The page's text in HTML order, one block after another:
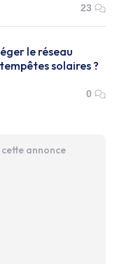
23
le réseau
solaires ?
0
annonce